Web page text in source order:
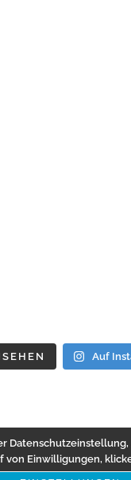
Auf
Datenschutzeinstellung,
von Einwilligungen,